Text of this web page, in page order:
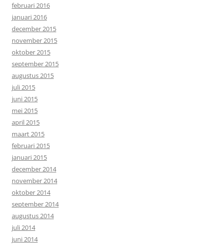
februari 2016
januari 2016
december 2015
november 2015
oktober 2015
september 2015
augustus 2015
juli 2015
juni 2015
mei 2015
april 2015
maart 2015
februari 2015
januari 2015
december 2014
november 2014
oktober 2014
september 2014
augustus 2014
juli 2014
juni 2014